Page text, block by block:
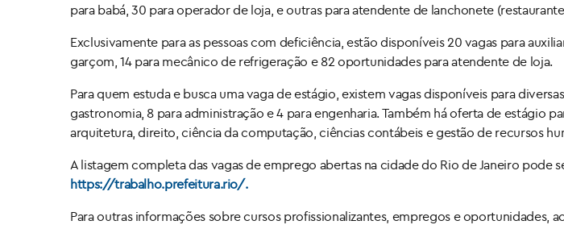
para babá, 30 para operador de loja, e outras para atendente de lanchonete
Exclusivamente para as pessoas com deficiência, estão disponíveis 20 vagas para
garçom, 14 para mecânico de refrigeração e 82 oportunidades para atendente de loja.
Para quem estuda e busca uma vaga de estágio, existem vagas disponíveis para
gastronomia, 8 para administração e 4 para engenharia. Também há oferta de estágio
arquitetura, direito, ciência da computação, ciências contábeis e gestão de recursos
A listagem completa das vagas de emprego abertas na cidade do Rio de Janeiro pode
https://trabalho.prefeitura.rio/.
Para outras informações sobre cursos profissionalizantes, empregos e oportunidades,